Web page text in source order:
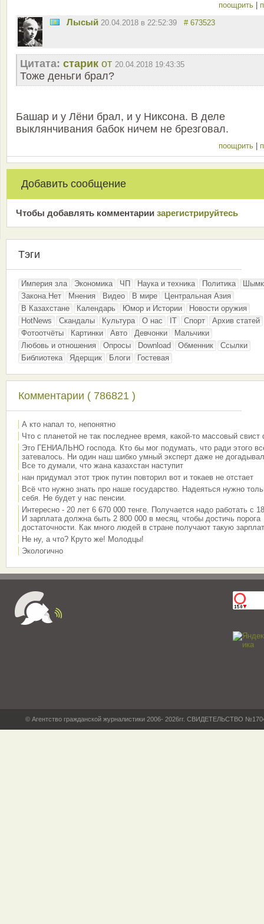
поощрить
Лысый 20.04.2018 в 22:52:39 # 673523
Цитата: старик от 20.04.2018 19:43:35
Тоже деньги брал?
Башар и у Лёни брал, и у Никсона. В деле
выклянчивания бабок ничем не брезговал.
поощрить
Добавить сообщение
Чтобы добавлять комментарии зарeгиcтрирyйтeсь
Тэги
Империя зла Экономика ЧП Наука и техника Политика
Закона.Нет
Мнения Видео В мире
Центральная Азия
В Казахстане
Календарь Юмор и Истории
Новости оружия
HotNews
Скандалы Культура О нас IT Спорт
Архив статей
Фотоотчёты
Картинки Авто Девчонки
Мальчики
Любовь и отношения
Опросы Download Обменник
Ссылки
Библиотека
Ядерщик Блоги Гостевая
Комментарии ( 786821 )
А кто напал то, непонятно
Что с планетой не так последнее время, какой-то массовый свист
Это ГЕНИАЛЬНО господа. Кто бы мог подумать, что ради этого
затевалось. Ни один наш шибко умный эксперт даже не
Все то думали, что жана казахстан наступит
нан придумал этот трюк путин повторил вот и токаев не отстает
Всё что нужно знать про наше государство. Надеяться нужно
себя. Не будет у нас пенсии.
Интересно - 20 лет 6 670 000 тенге. Получается надо работать с
И зарплата должна быть 2 800 000 в месяц, чтобы достичь порога
достаточности. Как много людей в стране получают такую
Не ну, а что? Круто же! Молодцы!
Экологично
© Агентство гражданской журналистики 2006- 2026гг. СВИДЕТЕЛЬСТВО